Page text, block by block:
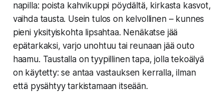
napilla: poista kahvikuppi pöydältä, kirkasta kasvot,
vaihda tausta. Usein tulos on kelvollinen – kunnes
pieni yksityiskohta lipsahtaa. Nenäkatse jää
epätarkaksi, varjo unohtuu tai reunaan jää outo
haamu. Taustalla on tyypillinen tapa, jolla tekoälyä
on käytetty: se antaa vastauksen kerralla, ilman
että pysähtyy tarkistamaan itseään.